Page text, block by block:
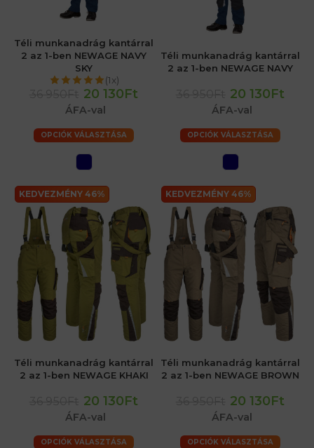
Téli munkanadrág kantárral
2 az 1-ben NEWAGE NAVY
SKY
(1x)
20 130Ft
ÁFA-val
OPCIÓK VÁLASZTÁSA
Téli munkanadrág kantárral
2 az 1-ben NEWAGE NAVY
20 130Ft
ÁFA-val
OPCIÓK VÁLASZTÁSA
KEDVEZMÉNY 46%
Téli munkanadrág kantárral
2 az 1-ben NEWAGE KHAKI
20 130Ft
ÁFA-val
OPCIÓK VÁLASZTÁSA
KEDVEZMÉNY 46%
Téli munkanadrág kantárral
2 az 1-ben NEWAGE BROWN
20 130Ft
ÁFA-val
OPCIÓK VÁLASZTÁSA